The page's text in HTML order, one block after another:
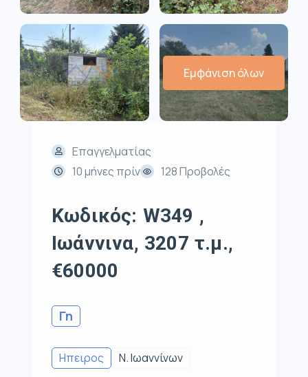
Εμφάνιση όλων
Επαγγελματίας
10 μήνες πρίν
128 Προβολές
Κωδικός: W349 ,
Ιωάννινα, 3207 τ.μ.,
€60000
Γη
Ηπειρος Ν. Ιωαννίνων